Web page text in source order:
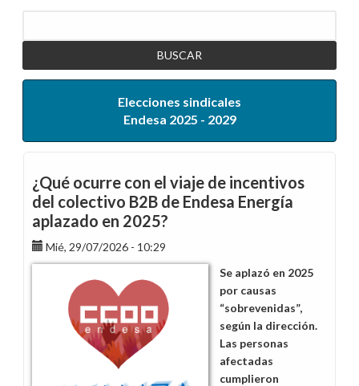
Elecciones sindicales
Endesa 2025 - 2029
¿Qué ocurre con el viaje de incentivos
del colectivo B2B de Endesa Energía
aplazado en 2025?
Mié, 29/07/2026 - 10:29
Se aplazó en 2025
por causas
“sobrevenidas”,
según la dirección.
Las personas
afectadas
cumplieron